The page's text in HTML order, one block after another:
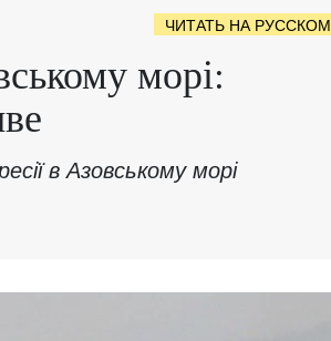
ЧИТАТЬ НА РУССКОМ
морі:
в Азовському морі